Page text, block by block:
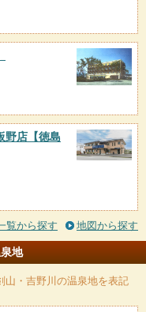
野店 【徳島
覧から探す 地図から探す
地
山・吉野川の温泉地を表記